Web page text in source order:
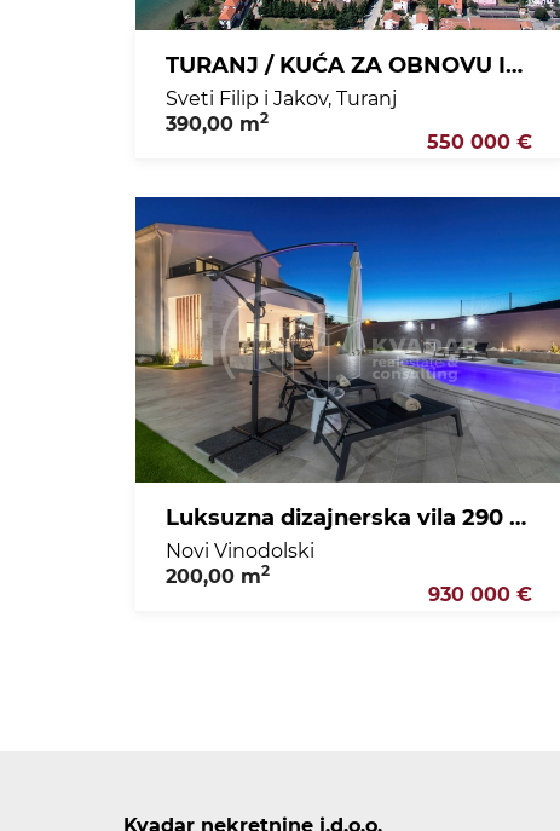
TURANJ / KUĆA ZA OBNOVU ILI GRADNJU NOVE / VRHUNSKA LOKACIJA!
Sveti Filip i Jakov, Turanj
390,00 m2
550 000 €
Luksuzna dizajnerska vila 290 m2 s bazenom / Novi Vinodolski / useljiva
Novi Vinodolski
200,00 m2
930 000 €
Kvadar nekretnine j.d.o.o.